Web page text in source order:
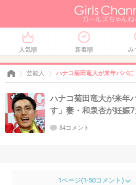
人気順 新着順 み
芸能人 ハナコ菊田竜大が来年パパ
ハナコ菊田竜大が来年
す」妻・和泉杏が妊娠7
84コメント
1ページ(1-50コメント)